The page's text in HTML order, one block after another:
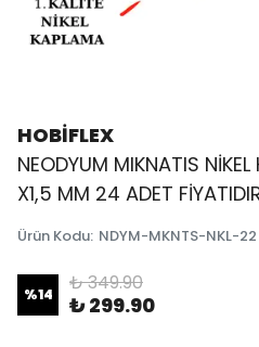
HOBİFLEX
NEODYUM MIKNATIS
X1,5 MM 24 ADET
Ürün Kodu: NDYM-MKNTS-NKL-22
%14 ₺ 349.90
₺ 299.90